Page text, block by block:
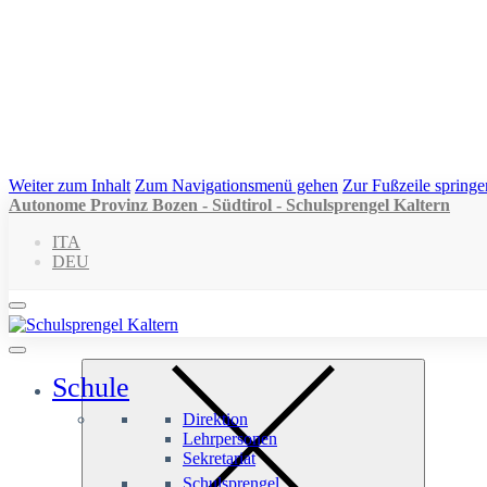
Weiter zum Inhalt Zum Navigationsmenü gehen Zur Fußzeile
Autonome Provinz Bozen - Südtirol - Schulsprengel Kaltern
ITA
DEU
Schule
Direktion
Lehrpersonen
Sekretariat
Schulsprengel